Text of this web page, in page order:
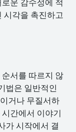
시각을 촉진하고
서를 따르지 않
법은 일반적인
거나 무질서하
간에서 이야기
가 시작에서 결